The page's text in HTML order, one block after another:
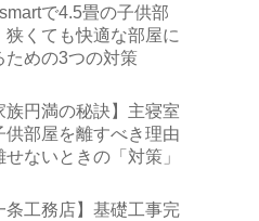
smartで4.5畳の子供部
狭くても快適な部屋に
ための3つの対策
族円満の秘訣】主寝室
供部屋を離すべき理由
せないときの「対策」
条工務店】基礎工事完